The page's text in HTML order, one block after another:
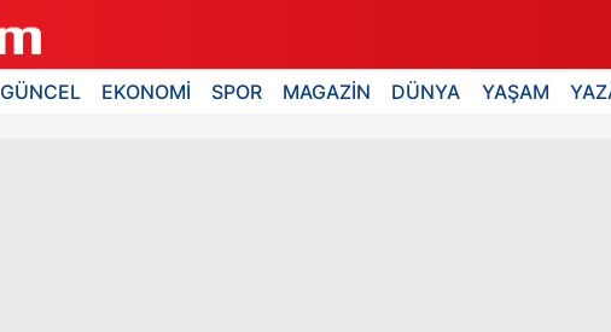
GÜNCEL EKONOMİ SPOR MAGAZİN DÜNYA YAŞAM